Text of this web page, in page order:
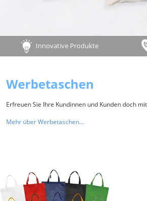
Innovative Produkte
Werbetaschen
Erfreuen Sie Ihre Kundinnen und Kunden doch
Mehr über Werbetaschen...